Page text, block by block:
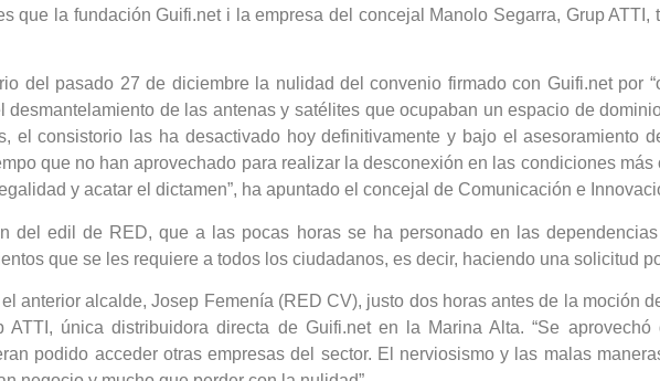
que la fundación Guifi.net i la empresa del concejal Manolo Segarra, Grup
del pasado 27 de diciembre la nulidad del convenio firmado con Guifi.net por
desmantelamiento de las antenas y satélites que ocupaban un espacio de
el consistorio las ha desactivado hoy definitivamente y bajo el asesoramiento
que no han aprovechado para realizar la desconexión en las condiciones
y acatar el dictamen”, ha apuntado el concejal de Comunicación e
del edil de RED, que a las pocas horas se ha personado en las
que se les requiere a todos los ciudadanos, es decir, haciendo una solicitud
anterior alcalde, Josep Femenía (RED CV), justo dos horas antes de la moción
única distribuidora directa de Guifi.net en la Marina Alta. “Se
podido acceder otras empresas del sector. El nerviosismo y las malas